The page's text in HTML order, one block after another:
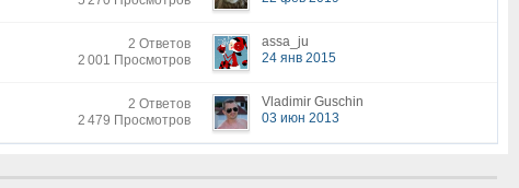
2 Ответов
2 001 Просмотров
assa_ju
24 янв 2015
2 Ответов
2 479 Просмотров
Vladimir Guschin
03 июн 2013